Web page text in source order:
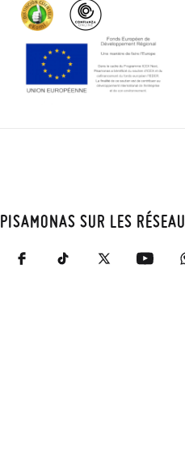
PISAMONAS SUR LES